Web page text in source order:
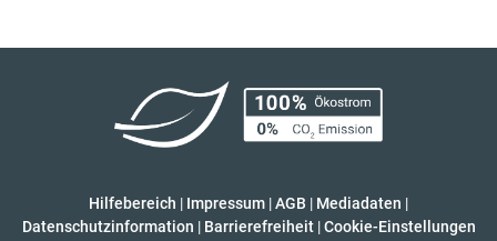
Hilfebereich | Impressum |AGB | Mediadaten |
Datenschutzinformation | Barrierefreiheit | Cookie-Einstellungen